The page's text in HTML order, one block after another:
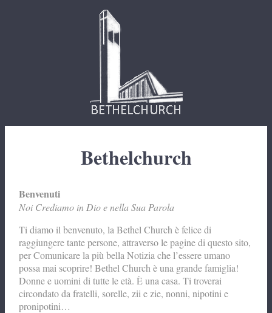
Bethelchurch
Benvenuti
Noi Crediamo in Dio e nella Sua Parola
Ti diamo il benvenuto, la Bethel Church è felice di
raggiungere tante persone, attraverso le pagine di questo sito,
per Comunicare la più bella Notizia che l’essere umano
possa mai scoprire! Bethel Church è una grande famiglia!
Donne e uomini di tutte le età. È una casa. Ti troverai
circondato da fratelli, sorelle, zii e zie, nonni, nipotini e
pronipotini…